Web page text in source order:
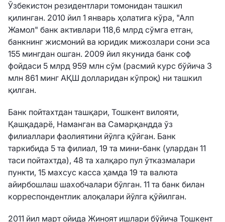
Ўзбекистон резидентлари томонидан ташкил
қилинган. 2010 йил 1 январь ҳолатига кўра, "Алп
Жамол" банк активлари 118,6 млрд сўмга етган,
банкнинг жисмоний ва юридик мижозлари сони эса
155 мингдан ошган. 2009 йил якунида банк соф
фойдаси 5 млрд 959 млн сўм (расмий курс бўйича 3
млн 861 минг АҚШ долларидан кўпроқ) ни ташкил
қилган.
Банк пойтахтдан ташқари, Тошкент вилояти,
Қашқадарё, Наманган ва Самарқандда ўз
филиаллари фаолиятини йўлга қўйган. Банк
таркибида 5 та филиал, 19 та мини-банк (улардан 11
таси пойтахтда), 48 та халқаро пул ўтказмалари
пункти, 15 махсус касса ҳамда 19 та валюта
айирбошлаш шахобчалари бўлган. 11 та банк билан
корреспондентлик алоқалари йўлга қўйилган.
2011 йил март ойида Жиноят ишлари бўйича Тошкент